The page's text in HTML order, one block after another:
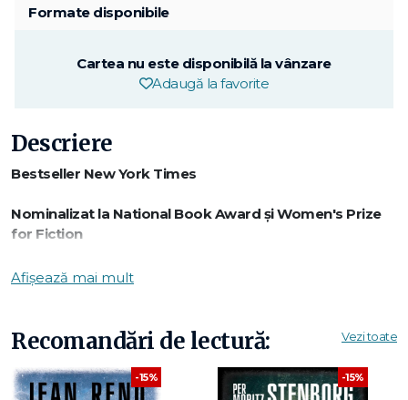
Formate disponibile
Cartea nu este disponibilă la vânzare
Adaugă la favorite
Descriere
Bestseller New York Times
Nominalizat la National Book Award și Women's Prize
for Fiction
Una dintre cele mai bune cărți ale anului 2019 — The
Când s-a despărțit de soția sa după aproape 15 ani, Toby
Fleishman a crezut că știe ce îl așteaptă: weekenduri și
vacanțe cu copiii, regrete ocazionale, momente de
Afișează mai mult
Recomandări de lectură: Vezi toate
-15% -15%